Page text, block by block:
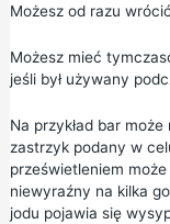
Możesz od razu
Możesz mieć
jeśli był używany
Na przykład bar
zastrzyk podany w
prześwietleniem
niewyraźny na kilka
jodu pojawia się